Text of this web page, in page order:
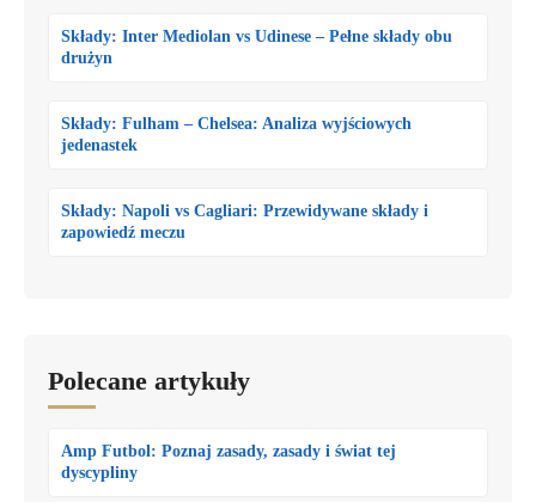
Składy: Inter Mediolan vs Udinese – Pełne składy obu
drużyn
Składy: Fulham – Chelsea: Analiza wyjściowych
jedenastek
Składy: Napoli vs Cagliari: Przewidywane składy i
zapowiedź meczu
Polecane artykuły
Amp Futbol: Poznaj zasady, zasady i świat tej
dyscypliny